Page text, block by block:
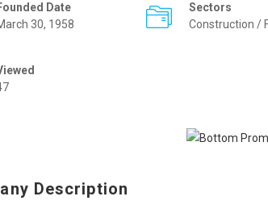
Date
30, 1958
Sectors
Construction /
Description